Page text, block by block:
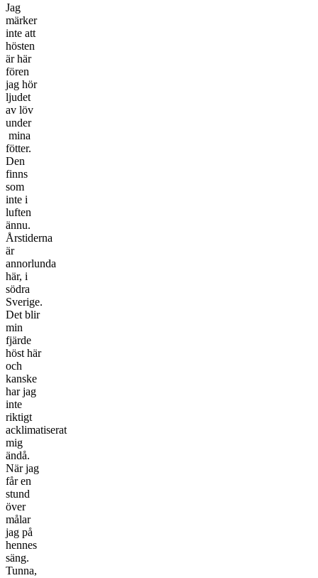
Jag
märker
inte att
hösten
är här
fören
jag hör
ljudet
av löv
under
mina
fötter.
Den
finns
som
inte i
luften
ännu.
Årstiderna
är
annorlunda
här, i
södra
Sverige.
Det blir
min
fjärde
höst här
och
kanske
har jag
inte
riktigt
acklimatiserat
mig
ändå.
När jag
får en
stund
över
målar
jag på
hennes
säng.
Tunna,